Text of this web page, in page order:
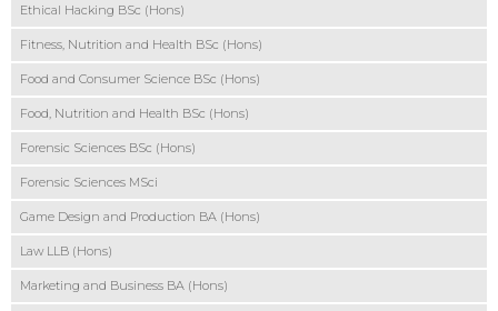
Ethical Hacking BSc (Hons)
Fitness, Nutrition and Health BSc (Hons)
Food and Consumer Science BSc (Hons)
Food, Nutrition and Health BSc (Hons)
Forensic Sciences BSc (Hons)
Forensic Sciences MSci
Game Design and Production BA (Hons)
Law LLB (Hons)
Marketing and Business BA (Hons)